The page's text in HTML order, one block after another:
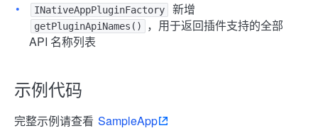
INativeAppPluginFactory 新增
getPluginApiNames()
，用于返回插件支持的全部
API 名称列表
示例代码
完整示例请查看 SampleApp